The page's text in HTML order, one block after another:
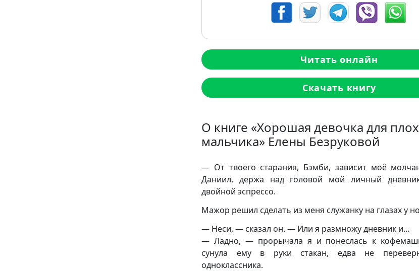
Читать онлайн
Скачать книгу
О книге «Хорошая девочка для
мальчика» Елены Безруковой
— От твоего старания, Бэмби, зависит моё
Даниил, держа над головой мой личный
двойной эспрессо.
Мажор решил сделать из меня служанку на глазах у
— Неси, — сказал он. — Или я размножу дневник и…
— Ладно, — прорычала я и понеслась к
сунула ему в руки стакан, едва не
одноклассника.